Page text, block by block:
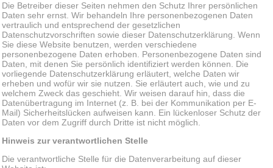
Die Betreiber dieser Seiten nehmen den Schutz Ihrer persönlichen
Daten sehr ernst. Wir behandeln Ihre personenbezogenen Daten
vertraulich und entsprechend der gesetzlichen
Datenschutzvorschriften sowie dieser Datenschutzerklärung. Wenn
Sie diese Website benutzen, werden verschiedene
personenbezogene Daten erhoben. Personenbezogene Daten sind
Daten, mit denen Sie persönlich identifiziert werden können. Die
vorliegende Datenschutzerklärung erläutert, welche Daten wir
erheben und wofür wir sie nutzen. Sie erläutert auch, wie und zu
welchem Zweck das geschieht. Wir weisen darauf hin, dass die
Datenübertragung im Internet (z. B. bei der Kommunikation per E-
Mail) Sicherheitslücken aufweisen kann. Ein lückenloser Schutz der
Daten vor dem Zugriff durch Dritte ist nicht möglich.
Hinweis zur verantwortlichen Stelle
Die verantwortliche Stelle für die Datenverarbeitung auf dieser